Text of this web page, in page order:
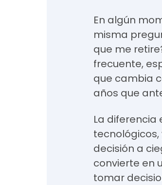
En algún
misma
que me
frecuente,
que cambia
años que
La diferencia
decisión a
convierte en
tomar